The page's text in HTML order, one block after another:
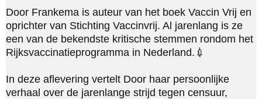
Door Frankema is auteur van het boek Vaccin Vrij en
oprichter van Stichting Vaccinvrij. Al jarenlang is ze
een van de bekendste kritische stemmen rondom het
Rijksvaccinatieprogramma in Nederland.💉
In deze aflevering vertelt Door haar persoonlijke
verhaal over de jarenlange strijd tegen censuur,